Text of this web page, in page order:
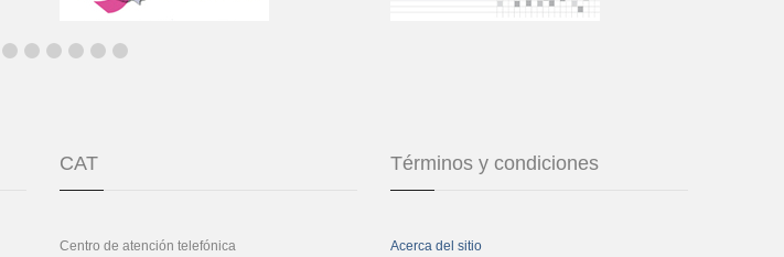
CAT
Centro de atención telefónica
Términos y condiciones
Acerca del sitio